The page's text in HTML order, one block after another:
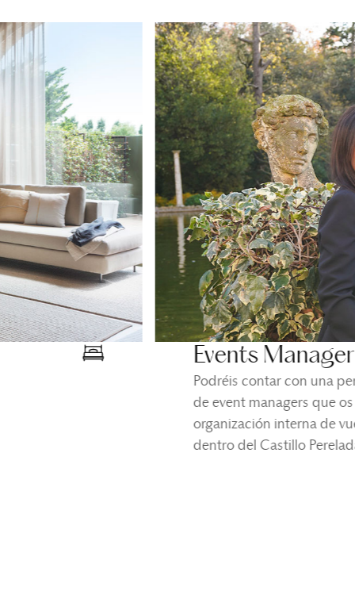
Events Manager
Podréis contar con una
de event managers que
organización interna de
dentro del Castillo